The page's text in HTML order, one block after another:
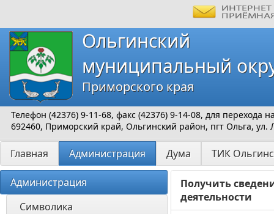
Ольгинский
муниципальный
Приморского края
Телефон (42376) 9-11-68, факс (42376) 9-14-08, для перехода
692460, Приморский край, Ольгинский район, пгт Ольга, ул.
Главная Администрация Дума ТИК
Администрация
Символика
Получить
деятельности